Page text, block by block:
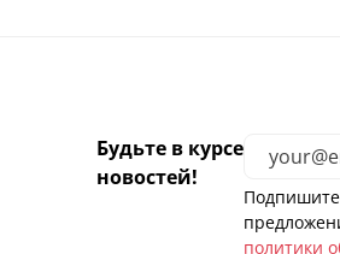
Будьте в курсе
новостей!
политики